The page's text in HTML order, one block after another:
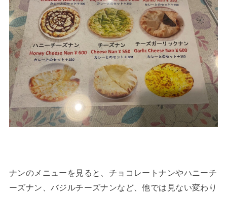
ナンのメニューを見ると、チョコレートナンやハニーチ
ーズナン、バジルチーズナンなど、他では見ない変わり